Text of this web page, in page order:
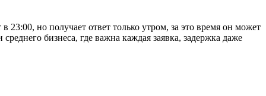
но получает ответ только утром, за это время он может
бизнеса, где важна каждая заявка, задержка даже